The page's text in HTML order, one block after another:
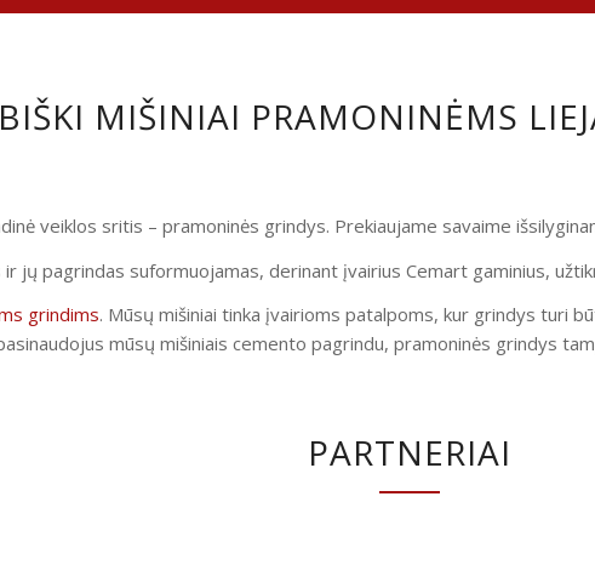
MIŠINIAI PRAMONINĖMS
veiklos sritis – pramoninės grindys. Prekiaujame savaime
jų pagrindas suformuojamas, derinant įvairius Cemart gaminius,
grindims. Mūsų mišiniai tinka įvairioms patalpoms, kur grindys turi
mūsų mišiniais cemento pagrindu, pramoninės grindys
PARTNERIAI